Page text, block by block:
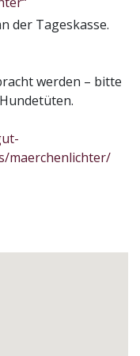
der Tageskasse.
werden – bitte
maerchenlichter/